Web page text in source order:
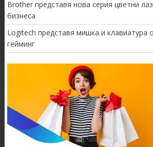
Brother представя нова серия цветни
бизнеса
Logitech представя мишка и клавиатура
гейминг